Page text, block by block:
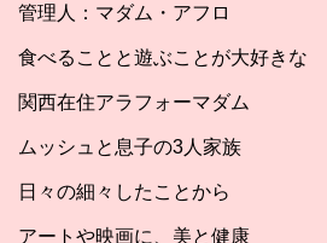
管理人：マダム・アフロ
食べることと遊ぶことが大好きな
関西在住アラフォーマダム
ムッシュと息子の3人家族
日々の細々したことから
アートや映画に、美と健康